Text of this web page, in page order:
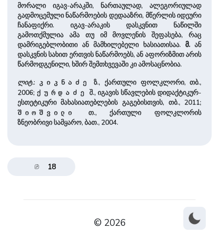
მორალი იგავ-არაკში, ნართაულად, ალეგორიულად
გადმოცემული ნაწარმოების დედააზრი, მწერლის იდეური
ჩანაფიქრი. იგავ-არაკის დასკვნით ნაწილში
გამოთქმულია ამა თუ იმ მოვლენის შეფასება, რაც
დამრიგებლობითი ან მამხილებელი ხასიათისაა.მ. ან
დასკვნის სახით ერთვის ნაწარმოებს, ან აფორიზმით არის
წარმოდგენილი, ხშირ შემთხვევაში კი ამოსაცნობია.
ლიტ.: კიკნაძე
ზ., ქართული ფოლკლორი, თბ.,
2006; ქურდაძე
შ., იგავის სწავლების დიდაქტიკურ-
ესთეტიკური მახასიათებლების გაგებისთვის, თბ., 2011;
შიოშვილი
თ., ქართული ფოლკლორის
ზნეობრივი სამყარო, ბათ., 2004.
18
© 2026